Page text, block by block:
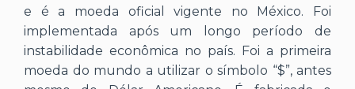
e é a moeda oficial vigente no México. Foi
implementada após um longo período de
instabilidade econômica no país. Foi a primeira
moeda do mundo a utilizar o símbolo “$”, antes